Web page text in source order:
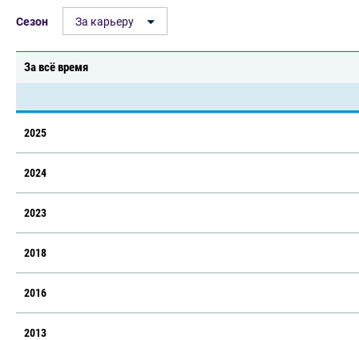
Сезон За карьеру
За всё время
2025
2024
2023
2018
2016
2013